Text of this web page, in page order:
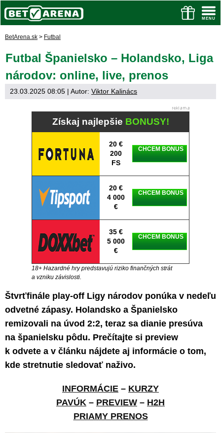
BetArena.sk > Futbal
Futbal Španielsko – Holandsko, Liga
národov: online, live, prenos
23.03.2025 08:05 | Autor: Viktor Kalinács
Získaj najlepšie BONUSY!
20 €
200
FS
CHCEM BONUS
20 €
4 000
€
CHCEM BONUS
35 €
5 000
€
CHCEM BONUS
18+ Hazardné hry predstavujú riziko finančných strát
a vzniku závislosti.
Štvrťfinále play-off Ligy národov ponúka v nedeľu
odvetné zápasy. Holandsko a Španielsko
remizovali na úvod 2:2, teraz sa dianie presúva
na španielsku pôdu. Prečítajte si preview
k odvete a v článku nájdete aj informácie o tom,
kde stretnutie sledovať naživo.
INFORMÁCIE – KURZY
PAVÚK – PREVIEW – H2H
PRIAMY PRENOS